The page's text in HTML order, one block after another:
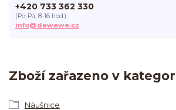
Zboží zařazeno v
Náušnice
+420 733 362 330
(Po-Pá, 8-16 hod.)
info@dewewe.cz